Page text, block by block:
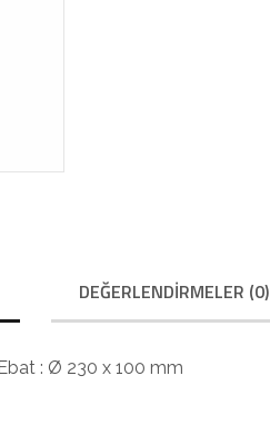
DEĞERLENDIRMELER (0)
Ebat : Ø 230 x 100 mm